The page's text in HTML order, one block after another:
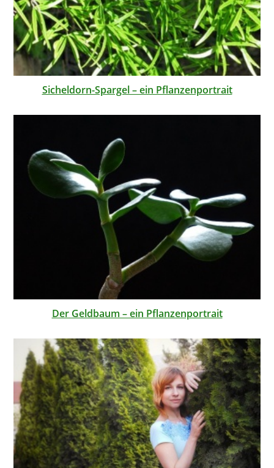
Sicheldorn-Spargel – ein Pflanzenportrait
Der Geldbaum – ein Pflanzenportrait